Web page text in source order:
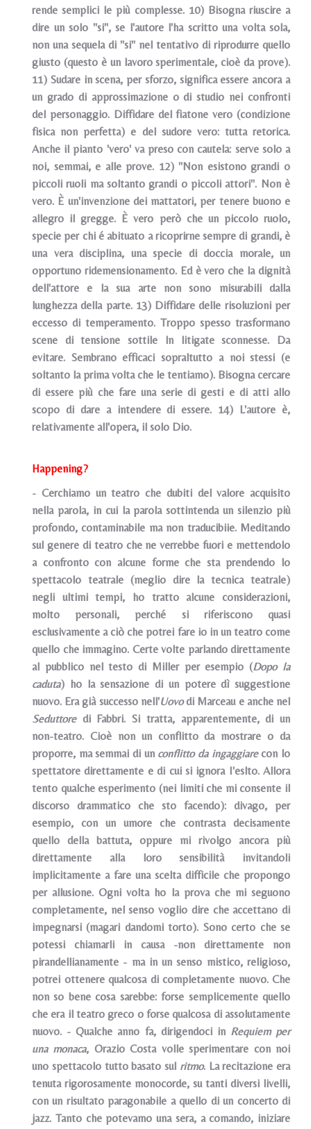
rende semplici le più complesse. 10) Bisogna riuscire a
dire un solo "si", se l'autore l'ha scritto una volta sola,
non una sequela di "si" nel tentativo di riprodurre quello
giusto (questo è un lavoro sperimentale, cioè da prove).
11) Sudare in scena, per sforzo, significa essere ancora a
un grado di approssimazione o di studio nei confronti
del personaggio. Diffidare del fiatone vero (condizione
fisica non perfetta) e del sudore vero: tutta retorica.
Anche il pianto 'vero' va preso con cautela: serve solo a
noi, semmai, e alle prove. 12) "Non esistono grandi o
piccoli ruoli ma soltanto grandi o piccoli attori". Non è
vero. È un'invenzione dei mattatori, per tenere buono e
allegro il gregge. È vero però che un piccolo ruolo,
specie per chi é abituato a ricoprirne sempre di grandi, è
una vera disciplina, una specie di doccia morale, un
opportuno ridemensionamento. Ed è vero che la dignità
dell'attore e la sua arte non sono misurabili dalla
lunghezza della parte. 13) Diffidare delle risoluzioni per
eccesso di temperamento. Troppo spesso trasformano
scene di tensione sottile ln litigate sconnesse. Da
evitare. Sembrano efficaci sopraltutto a noi stessi (e
soltanto la prima volta che le tentiamo). Bisogna cercare
di essere più che fare una serie di gesti e di atti allo
scopo di dare a intendere di essere. 14) L'autore è,
relativamente all'opera, il solo Dio.
Happening?
- Cerchiamo un teatro che dubiti del valore acquisito
nella parola, in cui la parola sottintenda un silenzio più
profondo, contaminabile ma non traducibiie. Meditando
sul genere di teatro che ne verrebbe fuori e mettendolo
a confronto con alcune forme che sta prendendo lo
spettacolo teatrale (meglio dire la tecnica teatrale)
negli ultimi tempi, ho tratto alcune considerazioni,
molto personali, perché si riferiscono quasi
esclusivamente a ciò che potrei fare io in un teatro come
quello che immagino. Certe volte parlando direttamente
al pubblico nel testo di Miller per esempio (Dopo la
caduta) ho la sensazione di un potere dì suggestione
nuovo. Era già successo nell'Uovodi Marceau e anche nel
Seduttoredi Fabbri. Si tratta, apparentemente, di un
non-teatro. Cioè non un conflitto da mostrare o da
proporre, ma semmai di un conflitto da ingaggiarecon lo
spettatore direttamente e di cui si ignora I'eslto. Allora
tento qualche esperimento (nei limiti che mi consente il
discorso drammatico che sto facendo): divago, per
esempio, con un umore che contrasta decisamente
quello della battuta, oppure mi rivolgo ancora più
direttamente alla loro sensibilità invitandoli
implicitamente a fare una scelta difficile che propongo
per allusione. Ogni volta ho la prova che mi seguono
completamente, nel senso voglio dire che accettano di
impegnarsi (magari dandomi torto). Sono certo che se
potessi chiamarli in causa -non direttamente non
pirandellianamente - ma in un senso mistico, religioso,
potrei ottenere qualcosa di completamente nuovo. Che
non so bene cosa sarebbe: forse semplicemente quello
che era il teatro greco o forse qualcosa di assolutamente
nuovo. - Qualche anno fa, dirigendoci in Requiem per
una monaca, Orazio Costa volle sperimentare con noi
uno spettacolo tutto basato sul ritmo. La recitazione era
tenuta rigorosamente monocorde, su tanti diversi livelli,
con un risultato paragonabile a quello di un concerto di
jazz. Tanto che potevamo una sera, a comando, iniziare